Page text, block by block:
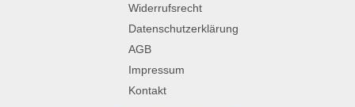
Widerrufsrecht
Datenschutzerklärung
AGB
Impressum
Kontakt